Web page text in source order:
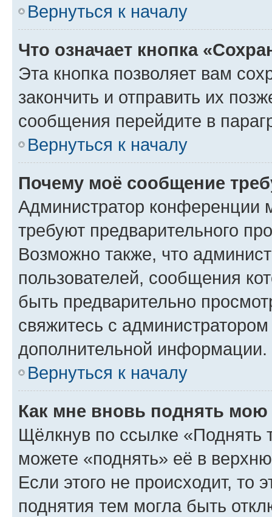
Вернуться к началу
Что означает кнопка
Эта кнопка позволяет вам
закончить и отправить их
сообщения перейдите в
Вернуться к началу
Почему моё сообщение
Администратор конференции
требуют предварительного
Возможно также, что
пользователей, сообщения
быть предварительно
свяжитесь с
дополнительной информации.
Вернуться к началу
Как мне вновь поднять мою
Щёлкнув по ссылке «Поднять
можете «поднять» её в
Если этого не происходит, то
поднятия тем могла быть